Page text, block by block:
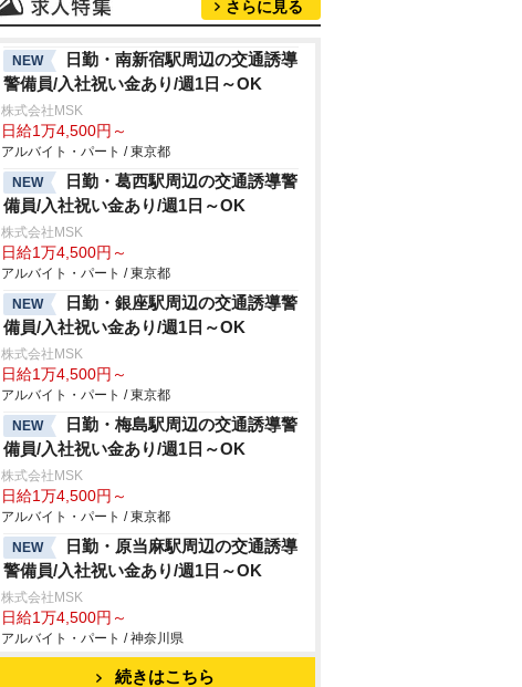
さらに見る
NEW
日勤・南新宿駅周辺の交通誘導
警備員/入社祝い金あり/週1日～OK
株式会社MSK
日給1万4,500円～
アルバイト・パート / 東京都
NEW
日勤・葛西駅周辺の交通誘導警
備員/入社祝い金あり/週1日～OK
株式会社MSK
日給1万4,500円～
アルバイト・パート / 東京都
NEW
日勤・銀座駅周辺の交通誘導警
備員/入社祝い金あり/週1日～OK
株式会社MSK
日給1万4,500円～
アルバイト・パート / 東京都
NEW
日勤・梅島駅周辺の交通誘導警
備員/入社祝い金あり/週1日～OK
株式会社MSK
日給1万4,500円～
アルバイト・パート / 東京都
NEW
日勤・原当麻駅周辺の交通誘導
警備員/入社祝い金あり/週1日～OK
株式会社MSK
日給1万4,500円～
アルバイト・パート / 神奈川県
続きはこちら